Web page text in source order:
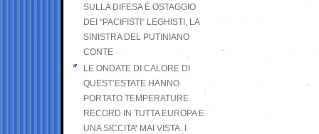
SULLA DIFESA È OSTAGGIO
DEI “PACIFISTI” LEGHISTI, LA
SINISTRA DEL PUTINIANO
CONTE
LE ONDATE DI CALORE DI
QUEST’ESTATE HANNO
PORTATO TEMPERATURE
RECORD IN TUTTA EUROPA E
UNA SICCITA’ MAI VISTA. I